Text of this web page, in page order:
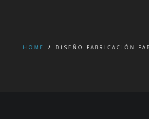
HOME / DISEÑO FABRICACIÓN